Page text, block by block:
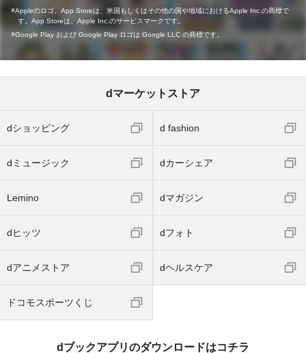
Appleのロゴ、App Storeは、米国もしくはその他の国や地域におけるApple Inc.の商標で
す。App Storeは、Apple Inc.のサービスマークです。
Google Play および Google Play ロゴは Google LLC の商標です。
dマーケットストア
dショッピング d fashion
dミュージック dカーシェア
Lemino dマガジン
dヒッツ dフォト
dアニメストア dヘルスケア
ドコモスポーツくじ
dブックアプリのダウンロードはコチラ